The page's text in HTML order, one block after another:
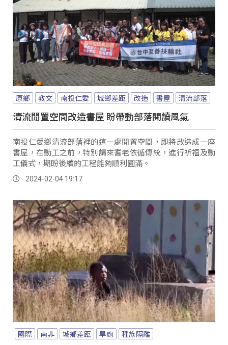
原鄉 教文 南投仁愛 城鄉差距 改造 書屋 清流部落
清流閒置空間改造書屋 盼帶動部落閱讀風氣
南投仁愛鄉清流部落裡的這一處閒置空間，即將改造成一座
書屋，在動工之前，特別請來耆老依循傳統，進行祈福及動
工儀式，期盼後續的工程能夠順利圓滿。
2024-02-04 19:17
國際 南非 城鄉差距 旱廁 種族隔離